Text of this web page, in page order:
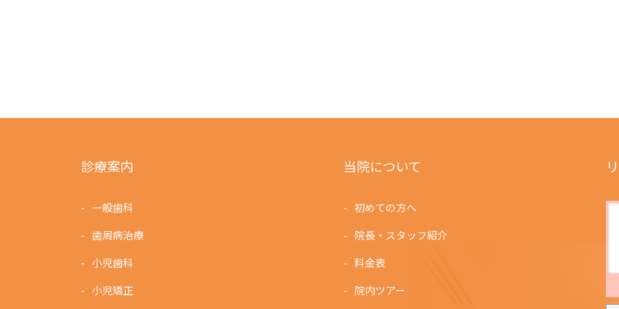
診療案内
一般歯科
歯周病治療
小児歯科
小児矯正
当院について
初めての方へ
院長・スタッフ紹介
料金表
院内ツアー